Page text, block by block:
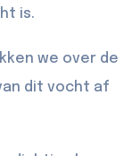
is.
we over de
dit vocht af